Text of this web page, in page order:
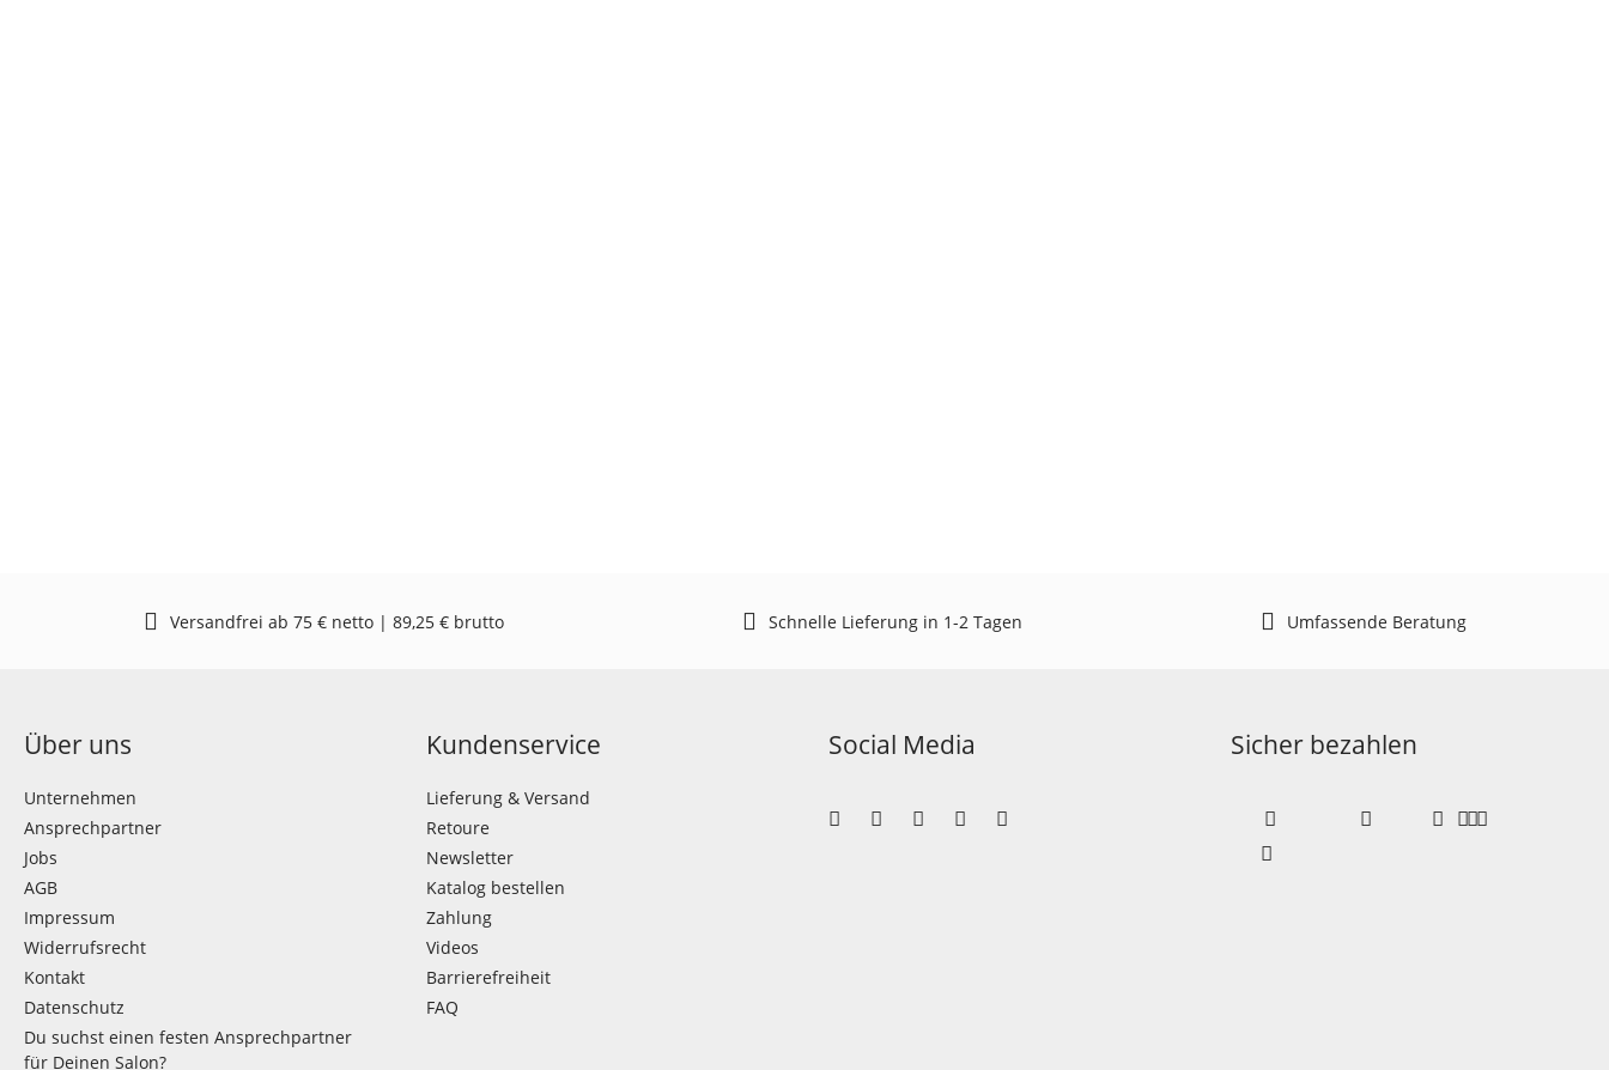
Versandfrei ab 75 € netto | 89,25 € brutto Schnelle Lieferung in 1-2 Tagen Umfassende Beratung
Über uns
Unternehmen
Ansprechpartner
Jobs
AGB
Impressum
Widerrufsrecht
Kontakt
Datenschutz
Du suchst einen festen Ansprechpartner
für Deinen Salon?
Kundenservice
Lieferung & Versand
Retoure
Newsletter
Katalog bestellen
Zahlung
Videos
Barrierefreiheit
FAQ
Social Media Sicher bezahlen